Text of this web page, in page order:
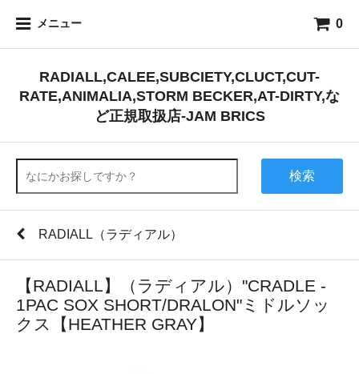
メニュー 0
RADIALL,CALEE,SUBCIETY,CLUCT,CUT-
RATE,ANIMALIA,STORM BECKER,AT-DIRTY,な
ど正規取扱店-JAM BRICS
検索
RADIALL（ラディアル）
【RADIALL】（ラディアル）"CRADLE -
1PAC SOX SHORT/DRALON"ミドルソッ
クス【HEATHER GRAY】